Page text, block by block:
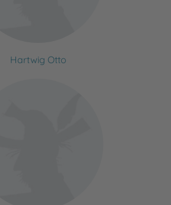
Hartwig Otto